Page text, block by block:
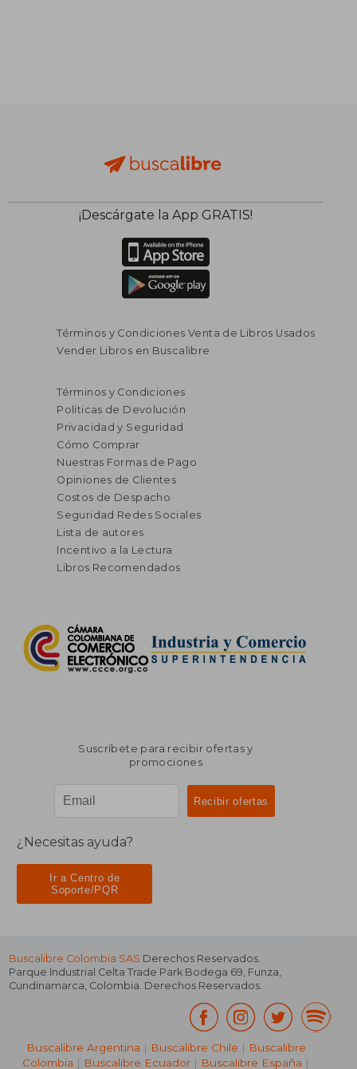
¡Descárgate la App GRATIS!
Términos y Condiciones Venta de Libros Usados
Vender Libros en Buscalibre
Términos y Condiciones
Políticas de Devolución
Privacidad y Seguridad
Cómo Comprar
Nuestras Formas de Pago
Opiniones de Clientes
Costos de Despacho
Seguridad Redes Sociales
Lista de autores
Incentivo a la Lectura
Libros Recomendados
Suscríbete para recibir ofertas y
promociones
¿Necesitas ayuda?
Ir a Centro de
Soporte/PQR
Buscalibre Colombia SAS Derechos Reservados.
Parque Industrial Celta Trade Park Bodega 69 Funza
Cundinamarca Colombia . Derechos Reservados.
Buscalibre Argentina | Buscalibre Chile | Buscalibre
Colombia | Buscalibre Ecuador | Buscalibre España |